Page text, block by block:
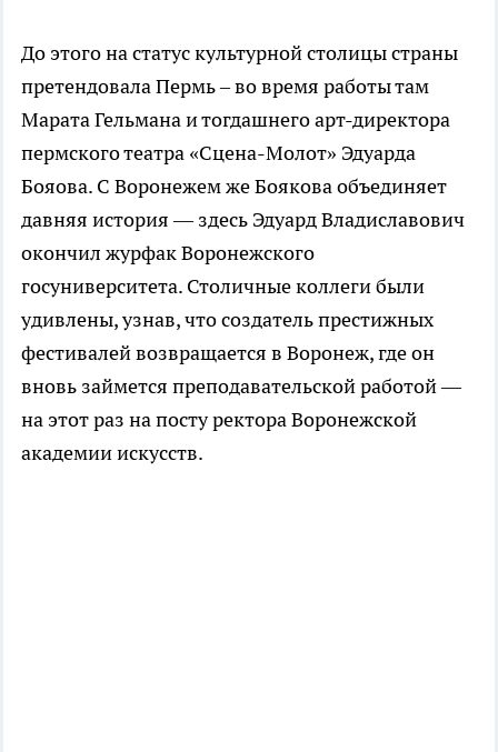
До этого на статус культурной столицы страны
претендовала Пермь – во время работы там
Марата Гельмана и тогдашнего арт-директора
пермского театра «Сцена-Молот» Эдуарда
Бояова. С Воронежем же Боякова объединяет
давняя история — здесь Эдуард Владиславович
окончил журфак Воронежского
госуниверситета. Столичные коллеги были
удивлены, узнав, что создатель престижных
фестивалей возвращается в Воронеж, где он
вновь займется преподавательской работой —
на этот раз на посту ректора Воронежской
академии искусств.